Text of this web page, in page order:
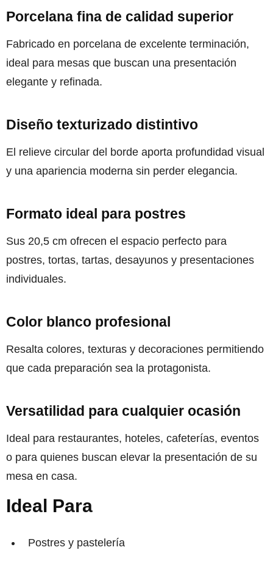
Porcelana fina de calidad superior
Fabricado en porcelana de excelente terminación,
ideal para mesas que buscan una presentación
elegante y refinada.
Diseño texturizado distintivo
El relieve circular del borde aporta profundidad visual
y una apariencia moderna sin perder elegancia.
Formato ideal para postres
Sus 20,5 cm ofrecen el espacio perfecto para
postres, tortas, tartas, desayunos y presentaciones
individuales.
Color blanco profesional
Resalta colores, texturas y decoraciones permitiendo
que cada preparación sea la protagonista.
Versatilidad para cualquier ocasión
Ideal para restaurantes, hoteles, cafeterías, eventos
o para quienes buscan elevar la presentación de su
mesa en casa.
Ideal Para
Postres y pastelería